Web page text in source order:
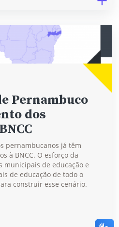
Pernambuco
dos
pernambucanos já têm
à BNCC. O esforço da
municipais de educação e
de educação de todo o
construir esse cenário.